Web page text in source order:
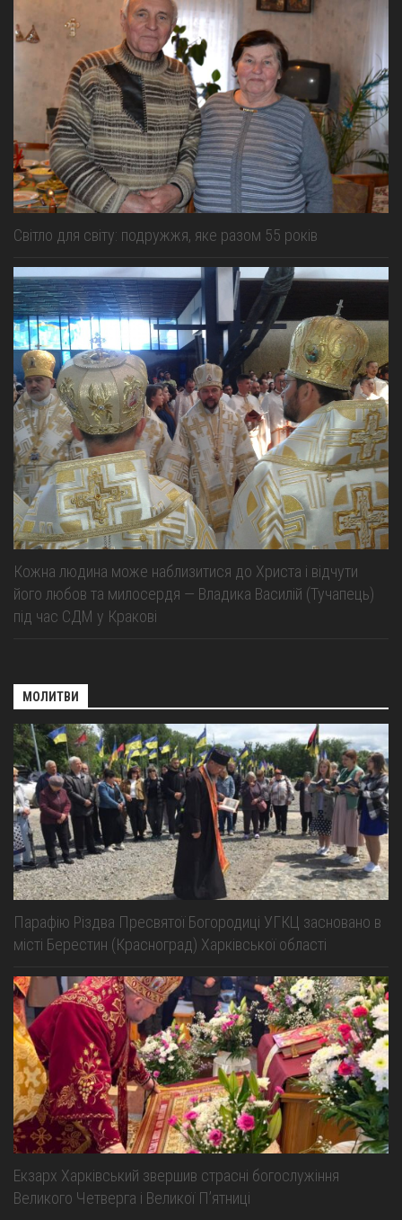
Світло для світу: подружжя, яке разом 55 років
Кожна людина може наблизитися до Христа і відчути
його любов та милосердя — Владика Василій (Тучапець)
під час СДМ у Кракові
МОЛИТВИ
Парафію Різдва Пресвятої Богородиці УГКЦ засновано в
місті Берестин (Красноград) Харківської області
Екзарх Харківський звершив страсні богослужіння
Великого Четверга і Великої Пʼятниці